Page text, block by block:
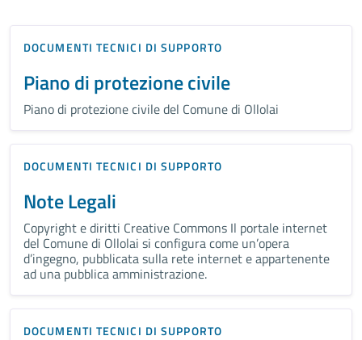
DOCUMENTI TECNICI DI SUPPORTO
Piano di protezione civile
Piano di protezione civile del Comune di Ollolai
DOCUMENTI TECNICI DI SUPPORTO
Note Legali
Copyright e diritti Creative Commons Il portale internet
del Comune di Ollolai si configura come un’opera
d’ingegno, pubblicata sulla rete internet e appartenente
ad una pubblica amministrazione.
DOCUMENTI TECNICI DI SUPPORTO